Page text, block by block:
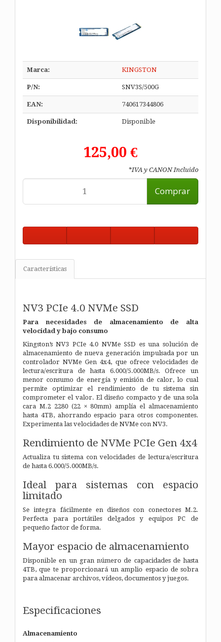
Marca: KINGSTON
P/N: SNV3S/500G
EAN: 740617344806
Disponibilidad: Disponible
125,00 €
*IVA y CANON Incluido
Comprar
Características
NV3 PCIe 4.0 NVMe SSD
Para necesidades de almacenamiento de alta
velocidad y bajo consumo
Kingston’s NV3 PCIe 4.0 NVMe SSD es una solución de
almacenamiento de nueva generación impulsada por un
controlador NVMe Gen 4x4, que ofrece velocidades de
lectura/escritura de hasta 6.000/5.000MB/s. Ofrece un
menor consumo de energía y emisión de calor, lo cual
permite optimizar el rendimiento de tu sistema sin
comprometer el valor. El diseño compacto y de una sola
cara M.2 2280 (22 × 80mm) amplía el almacenamiento
hasta 4TB, ahorrando espacio para otros componentes.
Experimenta las velocidades de NVMe con NV3.
Rendimiento de NVMe PCIe Gen 4x4
Actualiza tu sistema con velocidades de lectura/escritura
de hasta 6.000/5.000MB/s.
Ideal para sistemas con espacio
limitado
Se integra fácilmente en diseños con conectores M.2.
Perfecta para portátiles delgados y equipos PC de
pequeño factor de forma.
Mayor espacio de almacenamiento
Disponible en un gran número de capacidades de hasta
4TB, que te proporcionará un amplio espacio de sobra
para almacenar archivos, vídeos, documentos y juegos.
Especificaciones
Almacenamiento